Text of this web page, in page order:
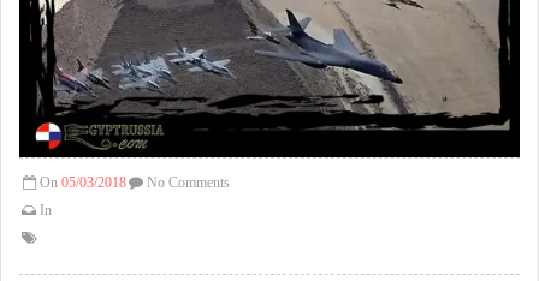
On 05/03/2018
In
No Comments